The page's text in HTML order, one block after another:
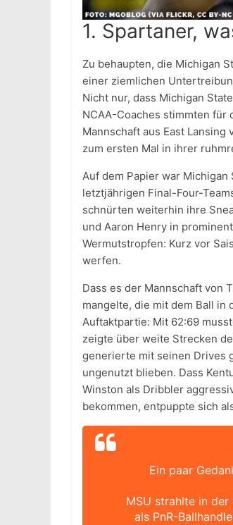
1. Spartaner,
Zu behaupten, die Michigan
einer ziemlichen
Nicht nur, dass Michigan
NCAA-Coaches stimmten
Mannschaft aus East
zum ersten Mal in ihrer
Auf dem Papier war
letztjährigen Final-Four-
schnürten weiterhin ihre
und Aaron Henry in
Wermutstropfen: Kurz vor
werfen.
Dass es der Mannschaft von
mangelte, die mit dem Ball
Auftaktpartie: Mit 62:69
zeigte über weite Strecken
generierte mit seinen Drives
ungenutzt blieben. Dass
Winston als Dribbler
bekommen, entpuppte sich
Ein paar
MSU strahlte in
als PnR-